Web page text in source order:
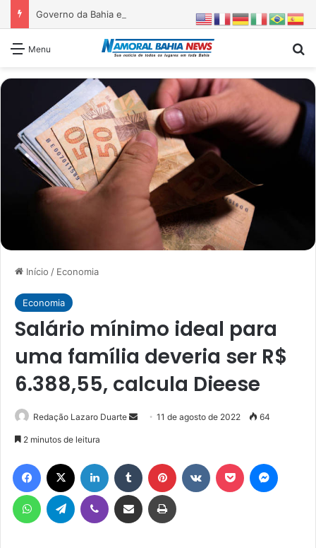
Governo da Bahia entrega 1ª etapa da requalificação do Parque Metropolitano de Pituaçu
Menu
Início / Economia
Economia
Salário mínimo ideal para
uma família deveria ser R$
6.388,55, calcula Dieese
Redação Lazaro Duarte
Mande
mail
11 de agosto de 2022 64
2 minutos de leitura
Facebook Linkedin Tumblr Pinterest Pocket
WhatsAppTelegram Viber Compartilhar via e-mail Imprimir